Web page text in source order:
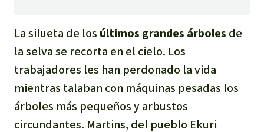
Granjas Industriales
Para niñas y niños
Defensoras y Defensores
La silueta de los últimos grandes árboles de
la selva se recorta en el cielo. Los
trabajadores les han perdonado la vida
mientras talaban con máquinas pesadas los
árboles más pequeños y arbustos
circundantes. Martins, del pueblo Ekuri